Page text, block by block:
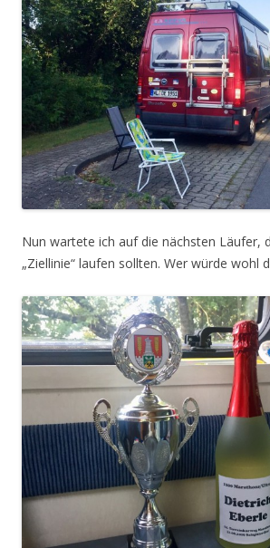
Nun wartete ich auf die nächsten Läufer,
„Ziellinie“ laufen sollten. Wer würde wohl